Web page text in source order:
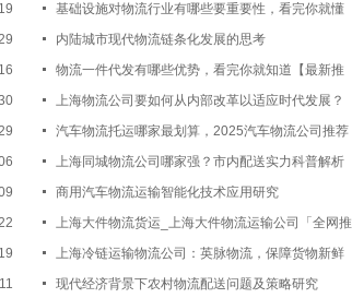
资讯]基础设施对物流行业有哪些要重要性，看完你就懂
了[最新更新]
内陆城市现代物流链条化发展的思考
物流一件代发有哪些优势，看完你就知道【最新推
荐】上海物流公司要如何从内部改革以适应时代发展？
汽车物流托运哪家最划算，2025汽车物流公司推荐
[全网推荐]
上海同城物流公司哪家强？市内配送实力科普解析
【行业百科】
商用汽车物流运输智能化技术应用研究
上海大件物流货运_上海大件物流运输公司「全网推
荐」上海冷链运输物流公司：英脉物流，保障货物新鲜
直达【最新更新】
现代经济背景下农村物流配送问题及策略研究